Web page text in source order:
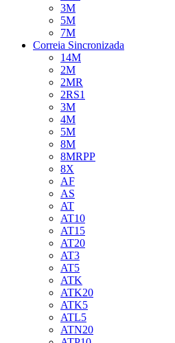
3M
5M
7M
Correia Sincronizada
14M
2M
2MR
2RS1
3M
4M
5M
8M
8MRPP
8X
AF
AS
AT
AT10
AT15
AT20
AT3
AT5
ATK
ATK20
ATK5
ATL5
ATN20